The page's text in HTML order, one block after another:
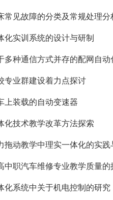
见故障的分类及常规处理分
实训系统的设计与研制
种通信方式并存的配网自动
业群建设着力点探讨
装载的自动变速器
技术教学改革方法探索
动教学中理实一体化的实践
职汽车维修专业教学质量的
系统中关于机电控制的研究